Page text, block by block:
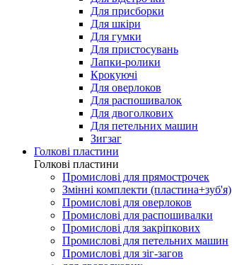
Для присборки
Для шкіри
Для гумки
Для пристосувань
Лапки-ролики
Крокуючі
Для оверлоков
Для распошивалок
Для двоголкових
Для петельних машин
Зигзаг
Голкові пластини
Голкові пластини
Промислові для прямострочек
Змінні комплекти (пластина+зуб'я)
Промислові для оверлоков
Промислові для распошивалки
Промислові для закріпкових
Промислові для петельних машин
Промислові для зіг-загов